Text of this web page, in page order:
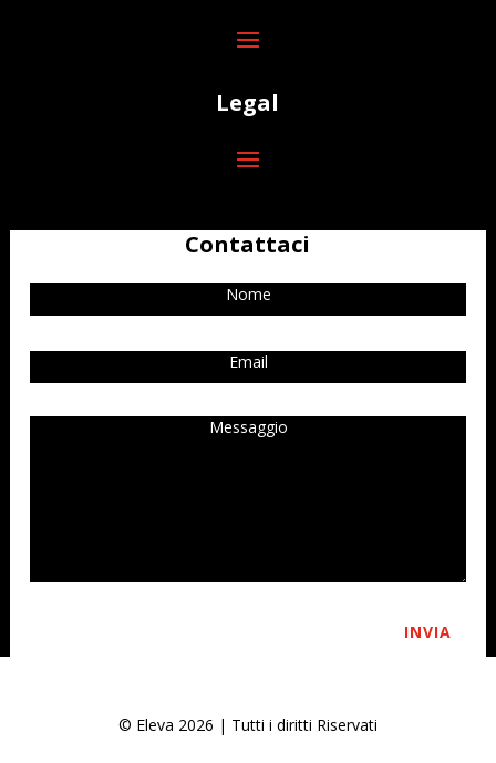
Legal
Contattaci
INVIA
© Eleva 2026 | Tutti i diritti Riservati